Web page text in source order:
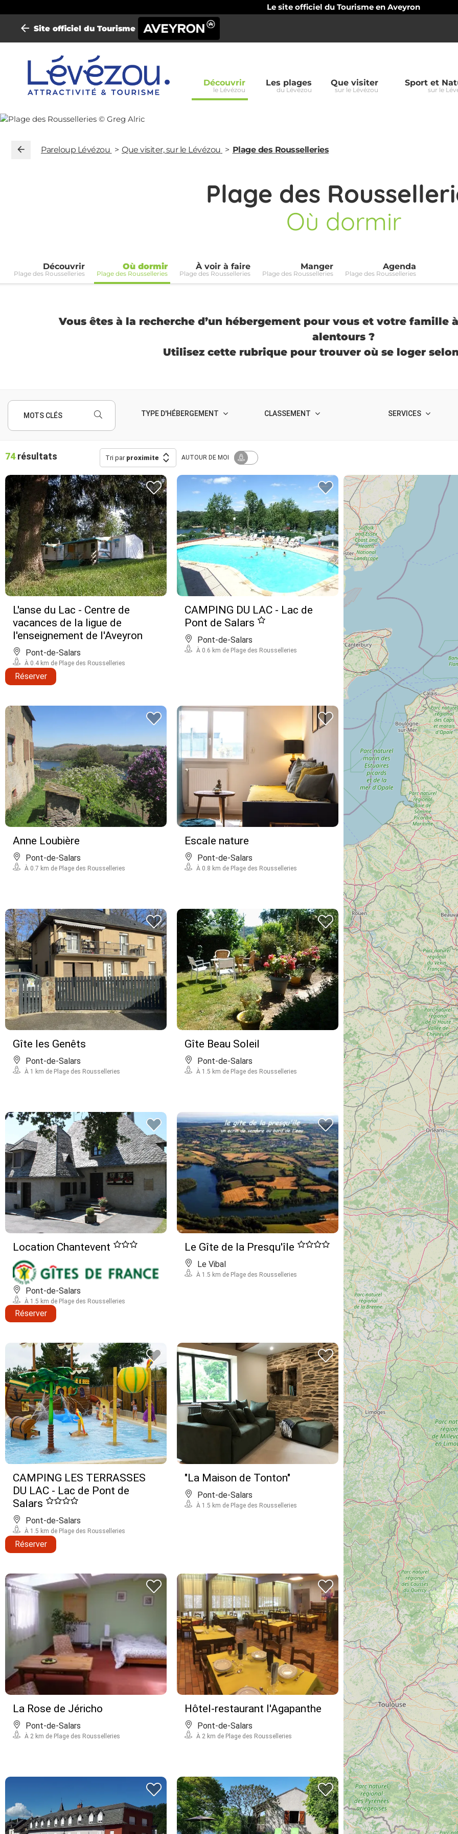
Le site officiel du Tourisme en Aveyron
Site officiel du Tourisme
Mini-
site
Lévézou
Découvrir
le Lévézou
Les plages
du Lévézou
Que visiter
sur le Lévézou
Sport et
sur le
Pareloup Lévézou Que visiter, sur le Lévézou Plage des Rousselleries
Plage des
Où dormir
Découvrir
Plage des Rousselleries
Où dormir
Plage des Rousselleries
À voir à faire
Plage des Rousselleries
Manger
Plage des Rousselleries
Agenda
Plage des Rousselleries
Vous êtes à la recherche d’un hébergement pour vous et votre famille
alentours ?
Utilisez cette rubrique pour trouver où se loger
MOTS CLÉS TYPE D'HÉBERGEMENT CLASSEMENT SERVICES
74résultats Tri par proximite AUTOUR DE MOI
L'anse du Lac - Centre de
vacances de la ligue de
l'enseignement de l'Aveyron
Pont-de-Salars
À 0.4 km de Plage des Rousselleries
Réserver
CAMPING DU LAC - Lac de
Pont de Salars
Pont-de-Salars
À 0.6 km de Plage des Rousselleries
Anne Loubière
Pont-de-Salars
À 0.7 km de Plage des Rousselleries
Escale nature
Pont-de-Salars
À 0.8 km de Plage des Rousselleries
Gîte les Genêts
Pont-de-Salars
À 1 km de Plage des Rousselleries
Gîte Beau Soleil
Pont-de-Salars
À 1.5 km de Plage des Rousselleries
Location Chantevent
Pont-de-Salars
À 1.5 km de Plage des Rousselleries
Réserver
Le Gîte de la Presqu'île
Le Vibal
À 1.5 km de Plage des Rousselleries
CAMPING LES TERRASSES
DU LAC - Lac de Pont de
Salars
Pont-de-Salars
À 1.5 km de Plage des Rousselleries
Réserver
"La Maison de Tonton"
Pont-de-Salars
À 1.5 km de Plage des Rousselleries
La Rose de Jéricho
Pont-de-Salars
À 2 km de Plage des Rousselleries
Hôtel-restaurant l'Agapanthe
Pont-de-Salars
À 2 km de Plage des Rousselleries